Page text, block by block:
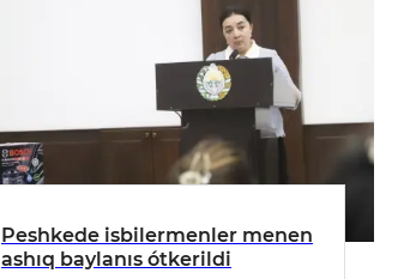
Peshkede isbilermenler menen
ashıq baylanıs ótkerildi